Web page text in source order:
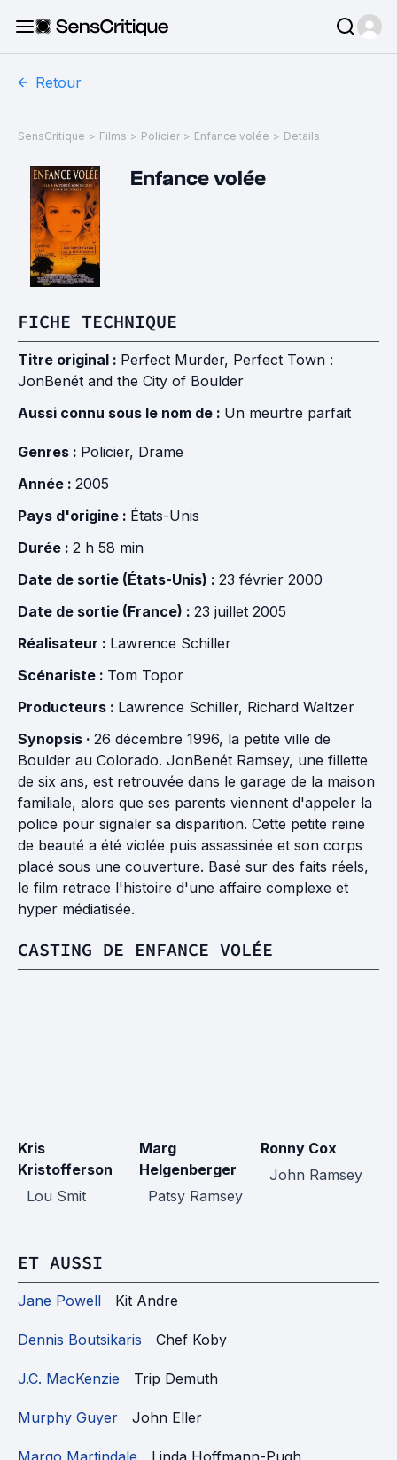
Retour
SensCritique > Films > Policier > Enfance volée > Details
Enfance volée
FICHE TECHNIQUE
Titre original : Perfect Murder, Perfect Town :
JonBenét and the City of Boulder
Aussi connu sous le nom de : Un meurtre parfait
Genres : Policier, Drame
Année : 2005
Pays d'origine : États-Unis
Durée : 2 h 58 min
Date de sortie (États-Unis) : 23 février 2000
Date de sortie (France) : 23 juillet 2005
Réalisateur : Lawrence Schiller
Scénariste : Tom Topor
Producteurs : Lawrence Schiller, Richard Waltzer
Synopsis · 26 décembre 1996, la petite ville de
Boulder au Colorado. JonBenét Ramsey, une fillette
de six ans, est retrouvée dans le garage de la maison
familiale, alors que ses parents viennent d'appeler la
police pour signaler sa disparition. Cette petite reine
de beauté a été violée puis assassinée et son corps
placé sous une couverture. Basé sur des faits réels,
le film retrace l'histoire d'une affaire complexe et
hyper médiatisée.
CASTING DE ENFANCE VOLÉE
Kris
Kristofferson
Lou Smit
Marg
Helgenberger
Patsy Ramsey
Ronny Cox
John Ramsey
ET AUSSI
Jane Powell Kit Andre
Dennis Boutsikaris Chef Koby
J.C. MacKenzie Trip Demuth
Murphy Guyer John Eller
Margo Martindale Linda Hoffmann-Pugh